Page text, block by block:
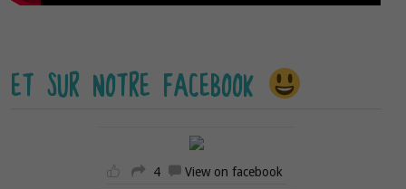
ET SUR NOTRE FACEBOOK
4 View on facebook